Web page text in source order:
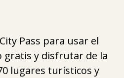
Pass para usar el
y disfrutar de la
lugares turísticos y